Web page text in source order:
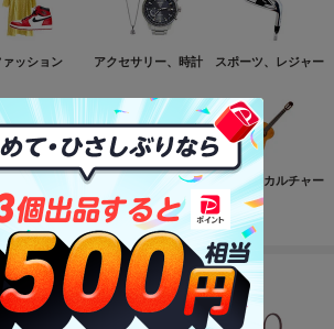
ァッション アクセサリー、時計 スポーツ、レジャー
ンピュータ おもちゃ、ゲーム ホビー、カルチャー
もっと見る